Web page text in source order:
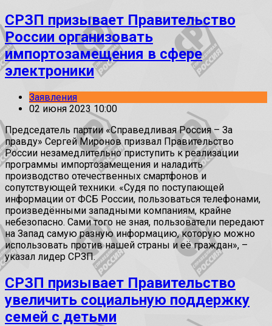
СРЗП призывает Правительство
России организовать
импортозамещения в сфере
электроники
Заявления
02 июня 2023 10:00
Председатель партии «Справедливая Россия – За
правду» Сергей Миронов призвал Правительство
России незамедлительно приступить к реализации
программы импортозамещения и наладить
производство отечественных смартфонов и
сопутствующей техники. «Судя по поступающей
информации от ФСБ России, пользоваться телефонами,
произведёнными западными компаниям, крайне
небезопасно. Сами того не зная, пользователи передают
на Запад самую разную информацию, которую можно
использовать против нашей страны и её граждан», –
указал лидер СРЗП.
СРЗП призывает Правительство
увеличить социальную поддержку
семей с детьми